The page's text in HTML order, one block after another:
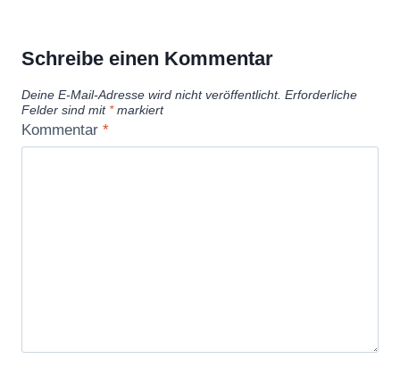
Schreibe einen Kommentar
Deine E-Mail-Adresse wird nicht veröffentlicht. Erforderliche
Felder sind mit *markiert
Kommentar *